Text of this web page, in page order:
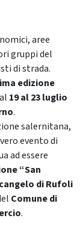
aree
gruppi del
di strada.
edizione
19 al 23 luglio
.
salernitana,
evento di
ad essere
“San
di Rufoli
Comune di
.